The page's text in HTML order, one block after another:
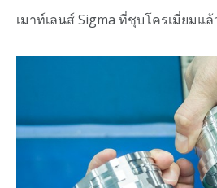
เมาท์เลนส์ Sigma ที่ชุบโครเมี่ยมแ